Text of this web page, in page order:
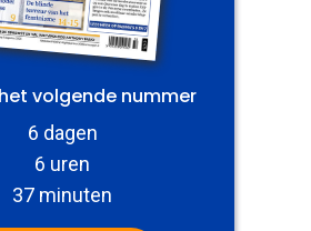
volgende nummer
6 dagen
6 uren
37 minuten